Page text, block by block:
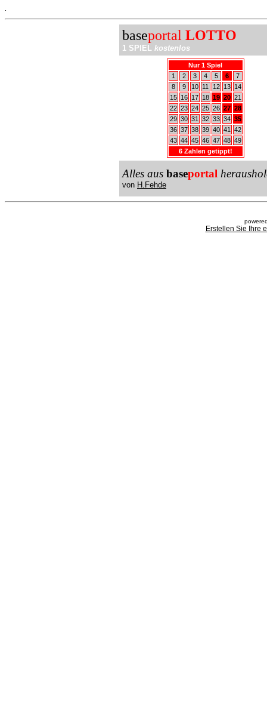
baseportal LOTTO
1 SPIEL kostenlos
Nur 1 Spiel
1
2 3 4 5 6
7
8
9 10 11 12 13
14
15
16 17 18 19 20 21
22 23 24 25 26 27 28
29 30 31 32 33 34 35
36 37 38 39 40 41
42
43 44 45 46 47 48 49
6 Zahlen getippt!
Alles aus baseportal
von H.Fehde
Erstellen Sie Ihre